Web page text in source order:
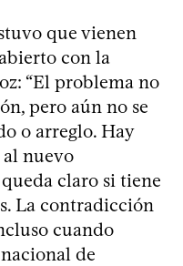
que vienen
con la
“El problema no
pero aún no se
o arreglo. Hay
al nuevo
claro si tiene
La contradicción
cuando
de